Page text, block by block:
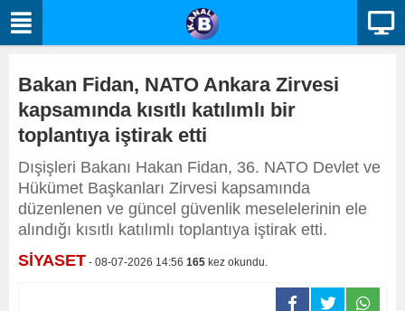
Bakan Fidan, NATO Ankara Zirvesi
kapsamında kısıtlı katılımlı bir
toplantıya iştirak etti
Dışişleri Bakanı Hakan Fidan, 36. NATO Devlet ve
Hükümet Başkanları Zirvesi kapsamında
düzenlenen ve güncel güvenlik meselelerinin ele
alındığı kısıtlı katılımlı toplantıya iştirak etti.
SİYASET - 08-07-2026 14:56 165 kez okundu.